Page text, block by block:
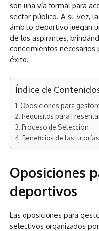
son una vía formal para
sector público. A su vez,
ámbito deportivo juegan
de los aspirantes,
conocimientos necesarios
éxito.
Índice de
Oposiciones para
Requisitos para
Proceso de Selección
Beneficios de las tutorías
Oposiciones
deportivos
Las oposiciones para
selectivos organizados